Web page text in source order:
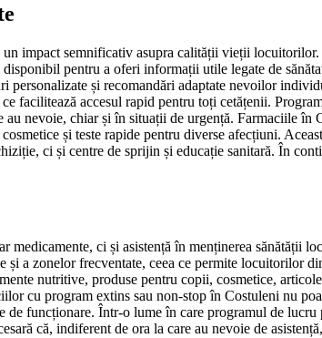
impact semnificativ asupra calității vieții
pentru a oferi informații utile legate de
și recomandări adaptate nevoilor
facilitează accesul rapid pentru toți cetățenii.
nevoie, chiar și în situații de urgență. Farmaciile
și teste rapide pentru diverse afecțiuni.
ci și centre de sprijin și educație sanitară. În
ci și asistență în menținerea sănătății
a zonelor frecventate, ceea ce permite locuitorilor
nutritive, produse pentru copii, cosmetice,
cu program extins sau non-stop în Costuleni nu
funcționare. Într-o lume în care programul de
că, indiferent de ora la care au nevoie de